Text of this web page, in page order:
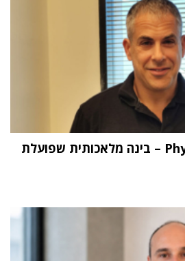
"העתיד הוא Physical AI – בינה מלאכותית שפועלת